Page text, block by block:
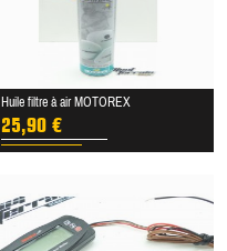
Huile filtre à air MOTOREX
25,90 €